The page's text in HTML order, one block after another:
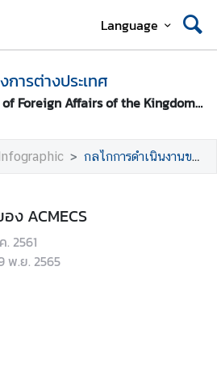
Language
การต่างประเทศ
Ministry of Foreign Affairs of the Kingdom of Thailand
กลไกการดำเนินงานของ ACMECS
ง ACMECS
. 2561
พ.ย. 2565